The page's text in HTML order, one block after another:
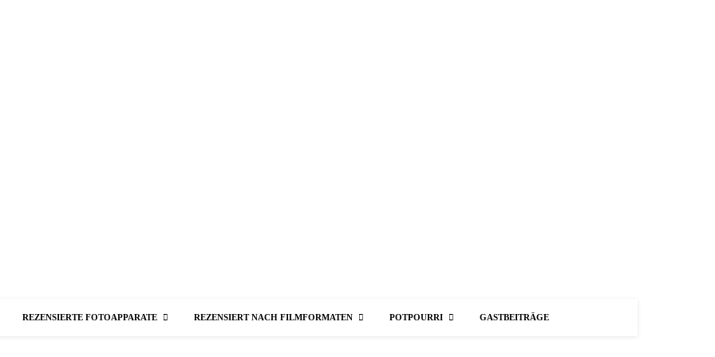
REZENSIERTE FOTOAPPARATE REZENSIERT NACH FILMFORMATEN POTPOURRI GASTBEITRÄGE